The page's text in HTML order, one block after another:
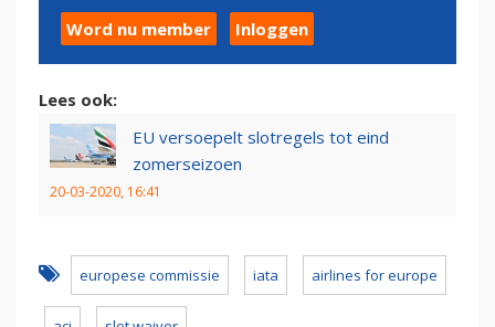
Word nu member Inloggen
Lees ook:
EU versoepelt slotregels tot eind
zomerseizoen
20-03-2020, 16:41
europese commissie iata airlines for europe